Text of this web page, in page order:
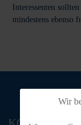
Interessenten
mindestens ebenso
Wir